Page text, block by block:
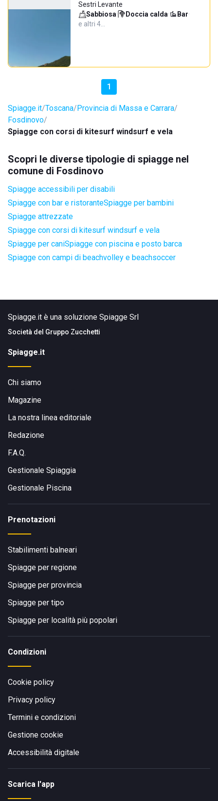
Sestri Levante
Sabbiosa· Doccia calda· Bar·
e altri 4…
1
Spiagge.it Toscana Provincia di Massa e Carrara
Fosdinovo
Spiagge con corsi di kitesurf windsurf e vela
Scopri le diverse tipologie di spiagge nel
comune di Fosdinovo
Spiagge accessibili per disabili
Spiagge con bar e ristoranteSpiagge per bambini
Spiagge attrezzate
Spiagge con corsi di kitesurf windsurf e vela
Spiagge per caniSpiagge con piscina e posto barca
Spiagge con campi di beachvolley e beachsoccer
Spiagge.it è una soluzione Spiagge Srl
Società del Gruppo Zucchetti
Spiagge.it
Chi siamo
Magazine
La nostra linea editoriale
Redazione
F.A.Q.
Gestionale Spiaggia
Gestionale Piscina
Prenotazioni
Stabilimenti balneari
Spiagge per regione
Spiagge per provincia
Spiagge per tipo
Spiagge per località più popolari
Condizioni
Cookie policy
Privacy policy
Termini e condizioni
Gestione cookie
Accessibilità digitale
Scarica l'app